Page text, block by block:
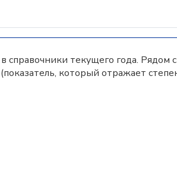
текущего года. Рядом
который отражает